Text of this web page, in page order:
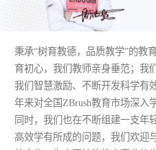
秉承“树育教德，品质教学”的教
育初心，我们教师亲身垂范；我
我们智慧激励、不断开发科学有
年来对全国ZBrush教育市场深入
同时，我们也在不断组建一支年
高效学有所成的问题，我们欢迎